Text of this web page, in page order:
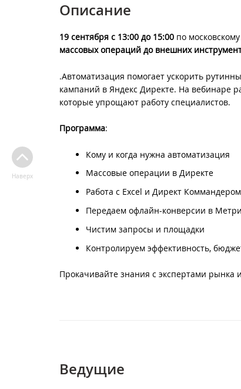
Описание
19 сентября с 13:00 до 15:00 по
массовых операций до внешних
.Автоматизация помогает ускорить
кампаний в Яндекс Директе. На вебинаре
которые упрощают работу специалистов.
Программа:
Кому и когда нужна автоматизация
Массовые операции в Директе
Работа с Excel и Директ Коммандером
Передаем офлайн-конверсии в
Чистим запросы и площадки
Контролируем эффективность,
Прокачивайте знания с экспертами рынка и
Ведущие
Наверх